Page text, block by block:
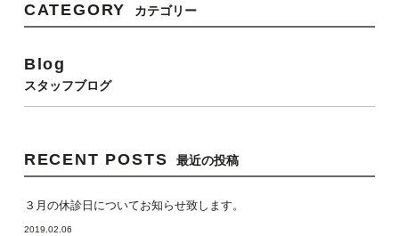
CATEGORY カテゴリー
Blog
スタッフブログ
RECENT POSTS 最近の投稿
３月の休診日についてお知らせ致します。
2019.02.06